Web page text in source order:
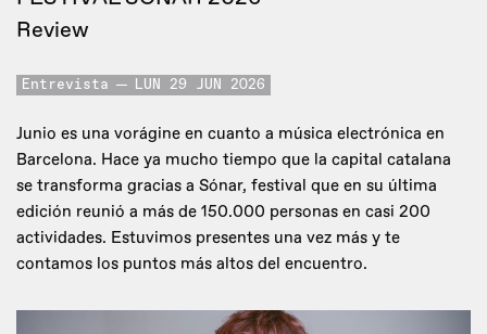
Review
Entrevista LUN 29 JUN 2026
Junio es una vorágine en cuanto a música electrónica en
Barcelona. Hace ya mucho tiempo que la capital catalana
se transforma gracias a Sónar, festival que en su última
edición reunió a más de 150.000 personas en casi 200
actividades. Estuvimos presentes una vez más y te
contamos los puntos más altos del encuentro.